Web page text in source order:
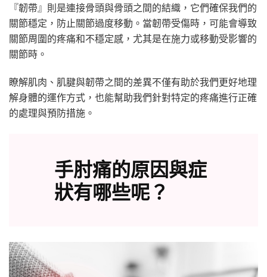
『韌帶』則是連接骨頭與骨頭之間的結織，它們確保我們的
關節穩定，防止關節過度移動。當韌帶受傷時，可能會導致
關節周圍的疼痛和不穩定感，尤其是在施力或移動受影響的
關節時。
瞭解肌肉、肌腱與韌帶之間的差異不僅有助於我們更好地理
解身體的運作方式，也能幫助我們針對特定的疼痛進行正確
的處理與預防措施。
手肘痛的原因與症
狀有哪些呢？